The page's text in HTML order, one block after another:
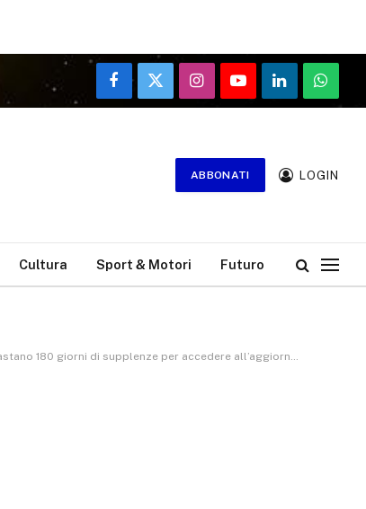
Facebook
X
(Twitter)
InstagramYouTubeLinkedIn
ABBONATI LOGIN
Cultura Sport & Motori Futuro
giorni di supplenze per accedere all’aggiornamento